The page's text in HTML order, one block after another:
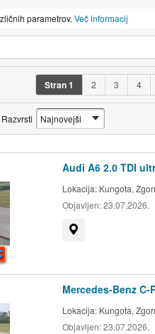
parametrov.Več informacij
Stran1 2 3 4
Razvrsti
Audi A6 2.0 TDI
Lokacija: Kungota,
Objavljen:23.07.2026.
Mercedes-Benz C-
Lokacija: Kungota,
Objavljen:23.07.2026.